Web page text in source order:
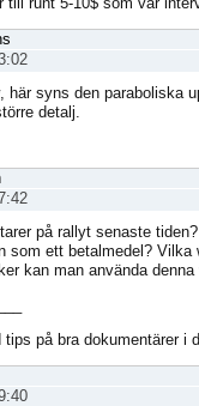
här syns den paraboliska
detalj.
på rallyt senaste
som ett betalmedel? Vilka
kan man använda denna
tips på bra dokumentärer i